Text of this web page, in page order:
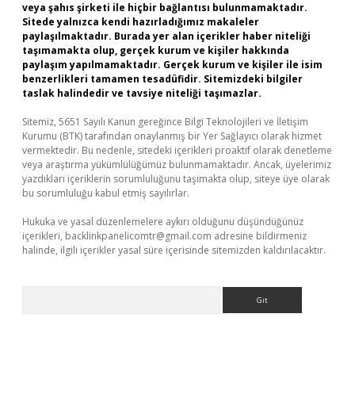
veya şahıs şirketi ile hiçbir bağlantısı bulunmamaktadır.
Sitede yalnızca kendi hazırladığımız makaleler
paylaşılmaktadır. Burada yer alan içerikler haber niteliği
taşımamakta olup, gerçek kurum ve kişiler hakkında
paylaşım yapılmamaktadır. Gerçek kurum ve kişiler ile isim
benzerlikleri tamamen tesadüfidir. Sitemizdeki bilgiler
taslak halindedir ve tavsiye niteliği taşımazlar.
Sitemiz, 5651 Sayılı Kanun gereğince Bilgi Teknolojileri ve İletişim
Kurumu (BTK) tarafından onaylanmış bir Yer Sağlayıcı olarak hizmet
vermektedir. Bu nedenle, sitedeki içerikleri proaktif olarak denetleme
veya araştırma yükümlülüğümüz bulunmamaktadır. Ancak, üyelerimiz
yazdıkları içeriklerin sorumluluğunu taşımakta olup, siteye üye olarak
bu sorumluluğu kabul etmiş sayılırlar.
Hukuka ve yasal düzenlemelere aykırı olduğunu düşündüğünüz
içerikleri, backlinkpanelicomtr@gmail.com adresine bildirmeniz
halinde, ilgili içerikler yasal süre içerisinde sitemizden kaldırılacaktır.